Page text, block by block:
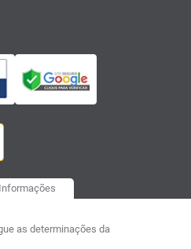
as determinações da